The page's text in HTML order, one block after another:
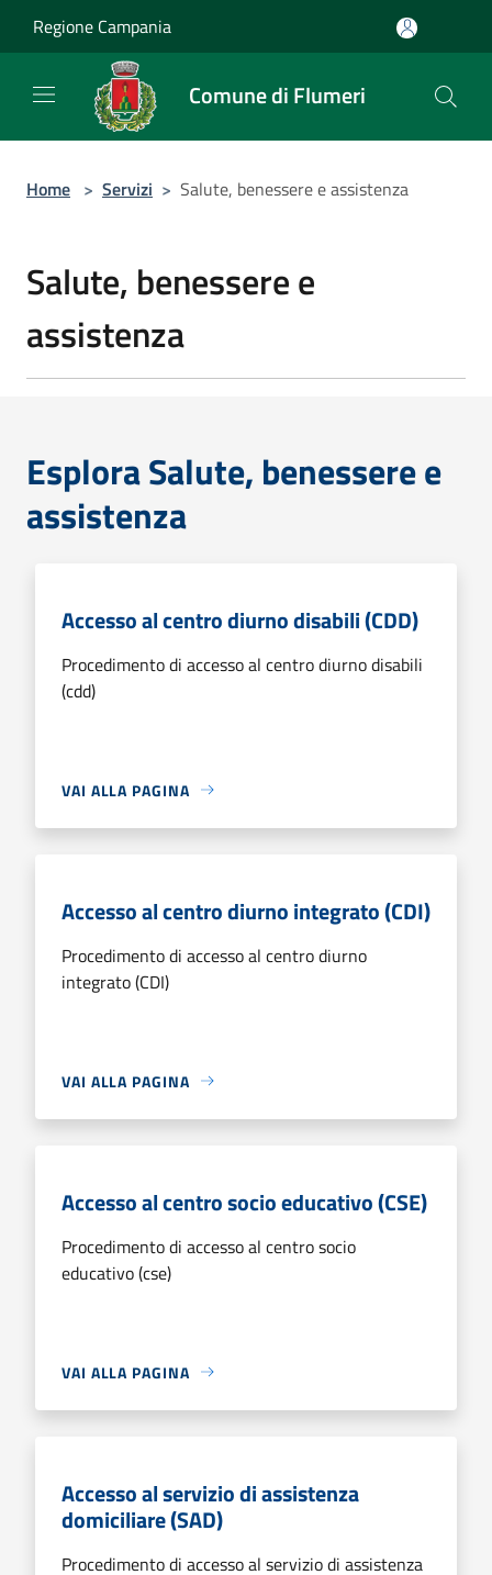
Regione Campania
Comune di Flumeri
Home > Servizi > Salute, benessere e assistenza
Salute, benessere e
assistenza
Esplora Salute, benessere e
assistenza
Accesso al centro diurno disabili (CDD)
Procedimento di accesso al centro diurno disabili
(cdd)
VAI ALLA PAGINA
Accesso al centro diurno integrato (CDI)
Procedimento di accesso al centro diurno
integrato (CDI)
VAI ALLA PAGINA
Accesso al centro socio educativo (CSE)
Procedimento di accesso al centro socio
educativo (cse)
VAI ALLA PAGINA
Accesso al servizio di assistenza
domiciliare (SAD)
Procedimento di accesso al servizio di assistenza